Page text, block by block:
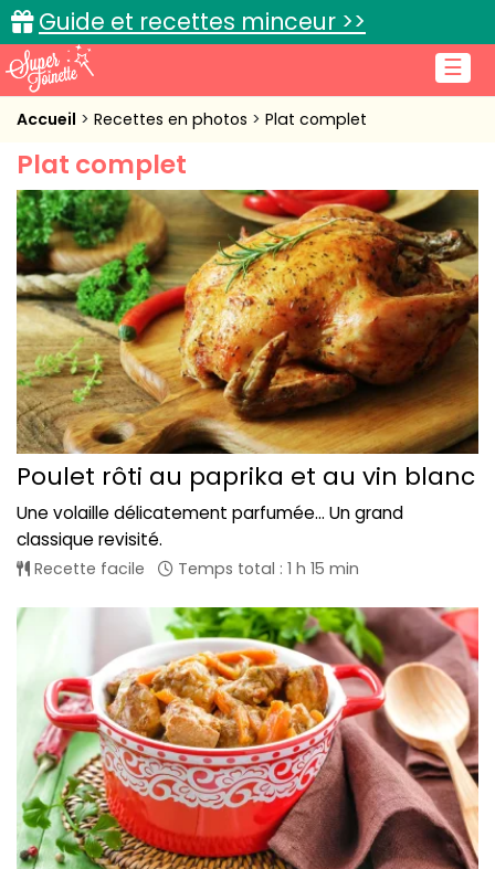
☰
Guide et recettes minceur >>
Accueil
Recettes de cuisine
Cuisine pratique
L'actu cuisine
Connexion
Accueil Recettes en photos Plat complet
Plat complet
Poulet rôti au paprika et au vin blanc
Une volaille délicatement parfumée... Un grand
classique revisité.
Recette facile Temps total : 1 h 15 min